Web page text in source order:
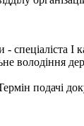
І
володіння
подачі